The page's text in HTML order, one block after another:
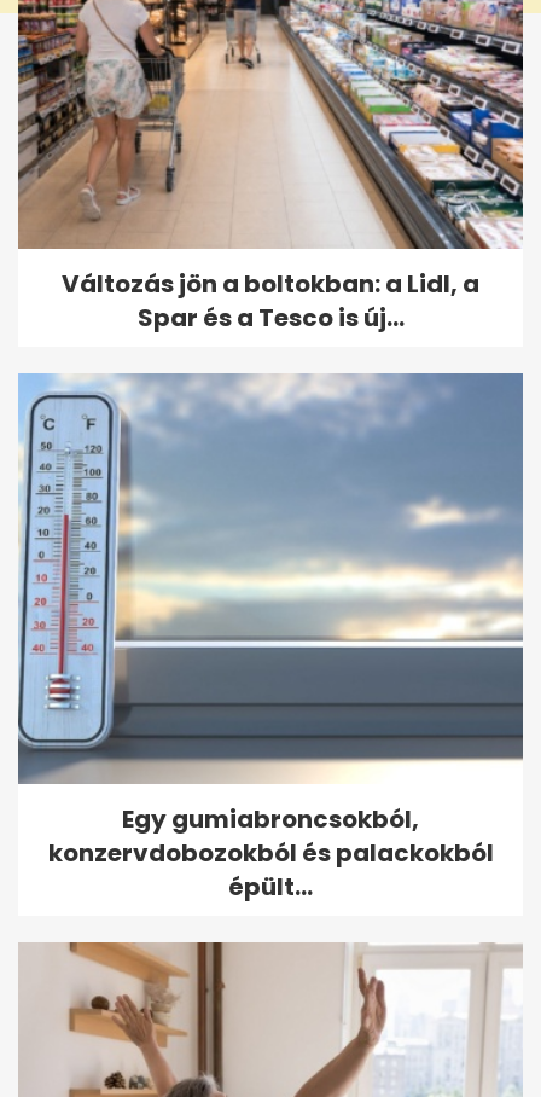
Változás jön a boltokban: a Lidl, a
Spar és a Tesco is új...
Egy gumiabroncsokból,
konzervdobozokból és palackokból
épült...